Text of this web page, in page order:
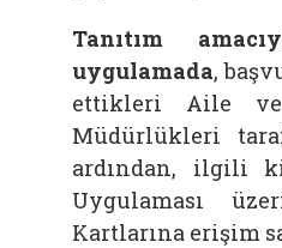
Tanıtım
uygulamada,
ettikleri Aile
Müdürlükleri
ardından, ilgili
Uygulaması
Kartlarına erişim